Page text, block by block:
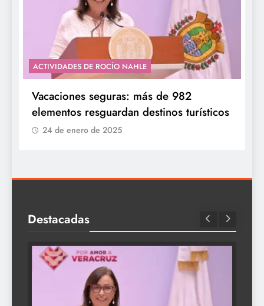
ACTIVIDADES DE ROCÍO NAHLE
Vacaciones seguras: más de 982
elementos resguardan destinos turísticos
24 de enero de 2025
Destacadas